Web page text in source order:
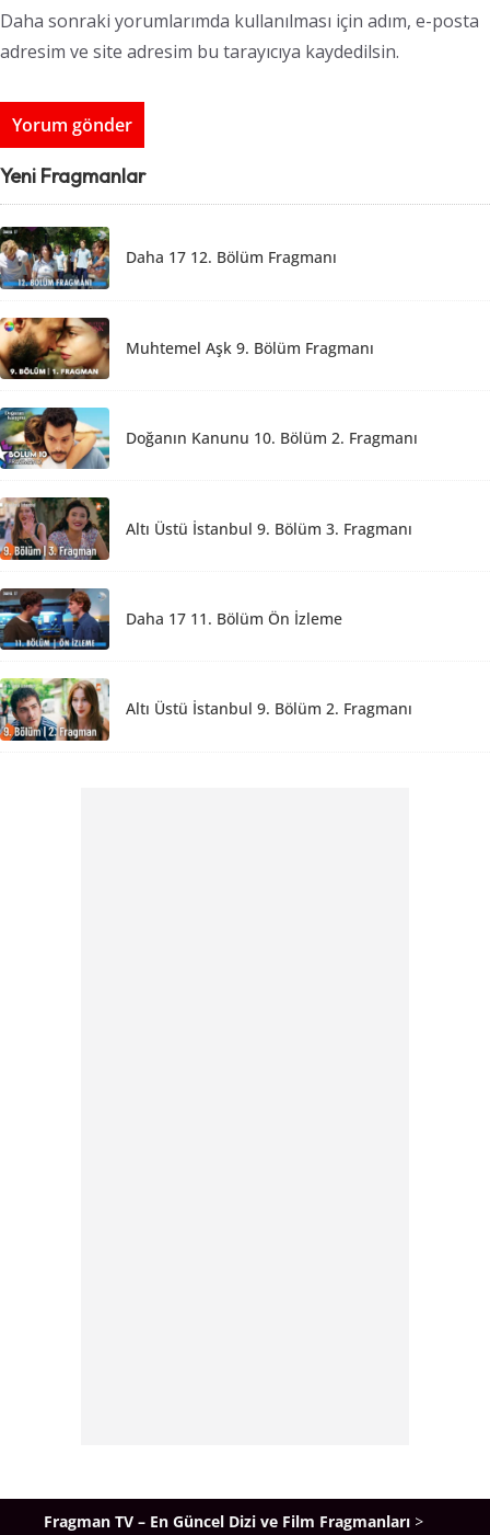
Daha sonraki yorumlarımda kullanılması için adım, e-posta
adresim ve site adresim bu tarayıcıya kaydedilsin.
Yeni Fragmanlar
Daha 17 12. Bölüm Fragmanı
Muhtemel Aşk 9. Bölüm Fragmanı
Doğanın Kanunu 10. Bölüm 2. Fragmanı
Altı Üstü İstanbul 9. Bölüm 3. Fragmanı
Daha 17 11. Bölüm Ön İzleme
Altı Üstü İstanbul 9. Bölüm 2. Fragmanı
Fragman TV – En Güncel Dizi ve Film Fragmanları >